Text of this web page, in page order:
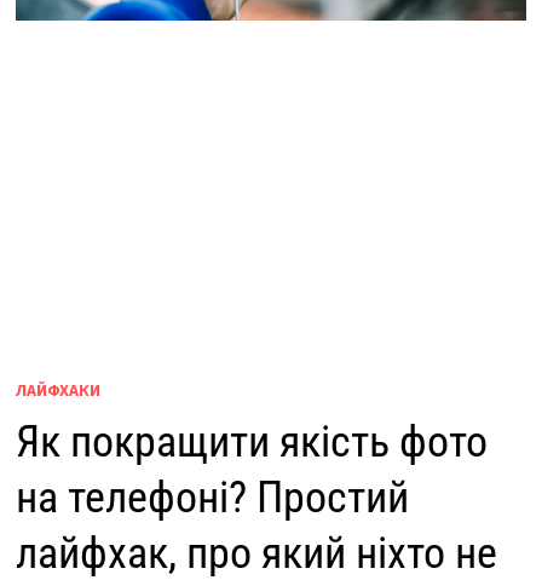
ЛАЙФХАКИ
Як покращити якість фото
на телефоні? Простий
лайфхак, про який ніхто не